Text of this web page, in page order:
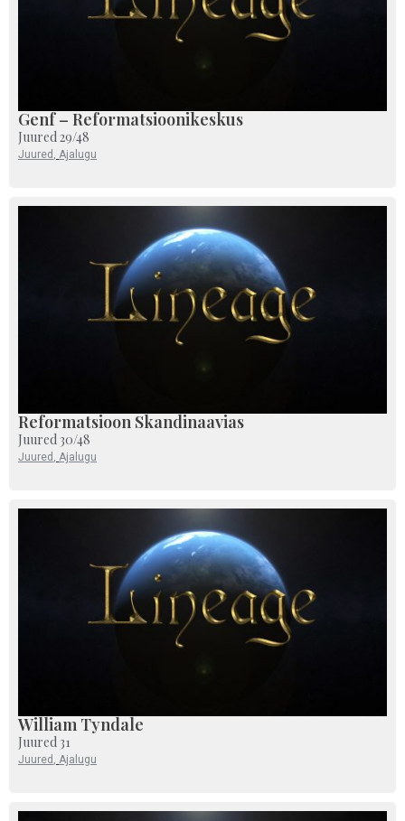
Genf – Reformatsioonikeskus
Juured 29/48
Juured , Ajalugu
Reformatsioon Skandinaavias
Juured 30/48
Juured , Ajalugu
William Tyndale
Juured 31
Juured , Ajalugu